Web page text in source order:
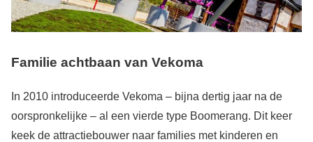
Familie achtbaan van Vekoma
In 2010 introduceerde Vekoma – bijna dertig jaar na de
oorspronkelijke – al een vierde type Boomerang. Dit keer
keek de attractiebouwer naar families met kinderen en